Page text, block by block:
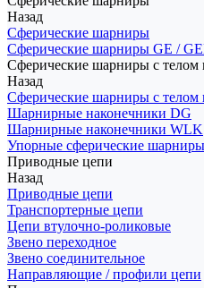
Назад
Сферические шарниры
Сферические шарниры GE /
Сферические шарниры с
Назад
Сферические шарниры с
Шарнирные наконечники DG
Шарнирные наконечники WLK
Упорные сферические
Приводные цепи
Назад
Приводные цепи
Транспортерные цепи
Цепи втулочно-роликовые
Звено переходное
Звено соединительное
Направляющие / профили цепи